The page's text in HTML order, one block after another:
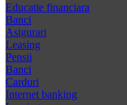
Educatie financiara
Banci
Asigurari
Leasing
Pensii
Banci
Carduri
Internet banking